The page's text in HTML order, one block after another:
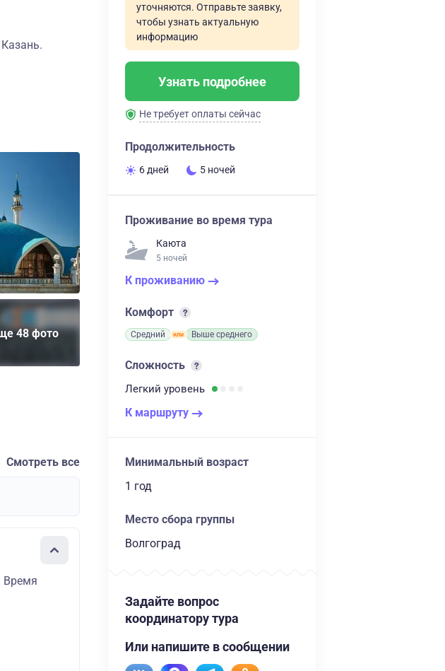
48 фото
Смотреть все
Время
уточняются. Отправьте заявку,
чтобы узнать актуальную
информацию
Узнать подробнее
Не требует оплаты сейчас
Продолжительность
6 дней 5 ночей
Проживание во время тура
Каюта
5 ночей
К проживанию
Комфорт
Средний Выше среднего
Сложность
Легкий уровень
К маршруту
Минимальный возраст
1 год
Место сбора группы
Волгоград
Задайте вопрос
координатору тура
Или напишите в сообщении